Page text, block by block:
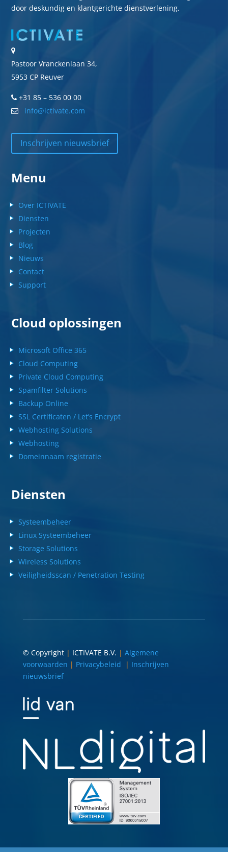
door deskundig en klantgerichte dienstverlening.
Pastoor Vranckenlaan 34,
5953 CP Reuver
+31 85 – 536 00 00
info@ictivate.com
Inschrijven nieuwsbrief
Menu
Over ICTIVATE
Diensten
Projecten
Blog
Nieuws
Contact
Support
Cloud oplossingen
Microsoft Office 365
Cloud Computing
Private Cloud Computing
Spamfilter Solutions
Backup Online
SSL Certificaten / Let’s Encrypt
Webhosting Solutions
Webhosting
Domeinnaam registratie
Diensten
Systeembeheer
Linux Systeembeheer
Storage Solutions
Wireless Solutions
Veiligheidsscan / Penetration Testing
© Copyright | ICTIVATE B.V. | Algemene
voorwaarden | Privacybeleid | Inschrijven
nieuwsbrief